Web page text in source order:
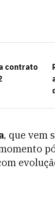
contrato
, que vem